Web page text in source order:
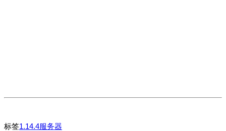
标签1.14.4服务器